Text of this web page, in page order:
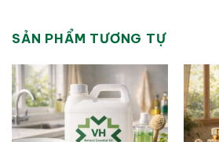
SẢN PHẨM TƯƠNG TỰ